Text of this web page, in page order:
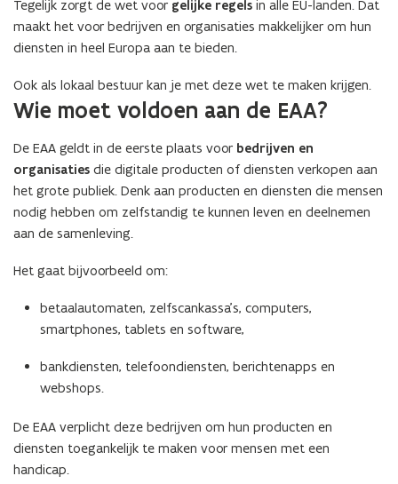
Tegelijk zorgt de wet voor gelijke regels in alle EU-landen. Dat
maakt het voor bedrijven en organisaties makkelijker om hun
diensten in heel Europa aan te bieden.
Ook als lokaal bestuur kan je met deze wet te maken krijgen.
Wie moet voldoen aan de EAA?
De EAA geldt in de eerste plaats voor bedrijven en
organisaties die digitale producten of diensten verkopen aan
het grote publiek. Denk aan producten en diensten die mensen
nodig hebben om zelfstandig te kunnen leven en deelnemen
aan de samenleving.
Het gaat bijvoorbeeld om:
betaalautomaten, zelfscankassa’s, computers,
smartphones, tablets en software,
bankdiensten, telefoondiensten, berichtenapps en
webshops.
De EAA verplicht deze bedrijven om hun producten en
diensten toegankelijk te maken voor mensen met een
handicap.